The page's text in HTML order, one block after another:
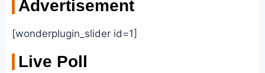
Advertisement
[wonderplugin_slider id=1]
Live Poll